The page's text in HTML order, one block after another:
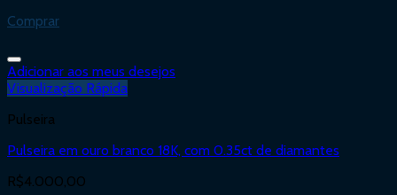
Comprar
Adicionar aos meus desejos
Visualização Rápida
Pulseira
Pulseira em ouro branco 18K, com 0.35ct de diamantes
R$4.000,00